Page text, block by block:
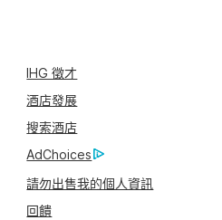
IHG 徵才
酒店發展
搜索酒店
AdChoices
請勿出售我的個人資訊
回饋